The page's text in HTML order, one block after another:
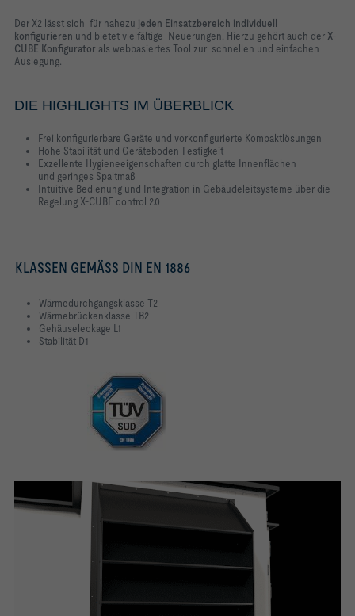
Der X2 lässt sich für nahezu jeden Einsatzbereich individuell
konfigurieren und bietet vielfältige Neuerungen. Hierzu gehört auch der X-
CUBE Konfigurator als webbasiertes Tool zur schnellen und einfachen
Auslegung.
DIE HIGHLIGHTS IM ÜBERBLICK
Frei konfigurierbare Geräte und vorkonfigurierte Kompaktlösungen
Hohe Stabilität und Geräteboden-Festigkeit
Exzellente Hygieneeigenschaften durch glatte Innenflächen
und geringes Spaltmaß
Intuitive Bedienung und Integration in Gebäudeleitsysteme über die
Regelung X-CUBE control 2.0
KLASSEN GEMÄSS DIN EN 1886
Wärmedurchgangsklasse T2
Wärmebrückenklasse TB2
Gehäuseleckage L1
Stabilität D1